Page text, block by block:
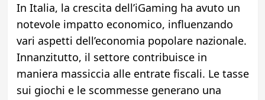
In Italia, la crescita dell’iGaming ha avuto un
notevole impatto economico, influenzando
vari aspetti dell’economia popolare nazionale.
Innanzitutto, il settore contribuisce in
maniera massiccia alle entrate fiscali. Le tasse
sui giochi e le scommesse generano una